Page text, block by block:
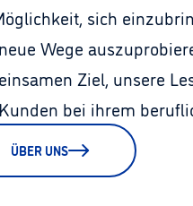
sich
Wege
Ziel, unsere
bei ihrem
ÜBER UNS